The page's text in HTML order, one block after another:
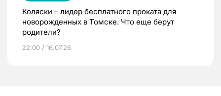
Коляски – лидер бесплатного проката для
новорожденных в Томске. Что еще берут
родители?
22:00 / 16.07.26